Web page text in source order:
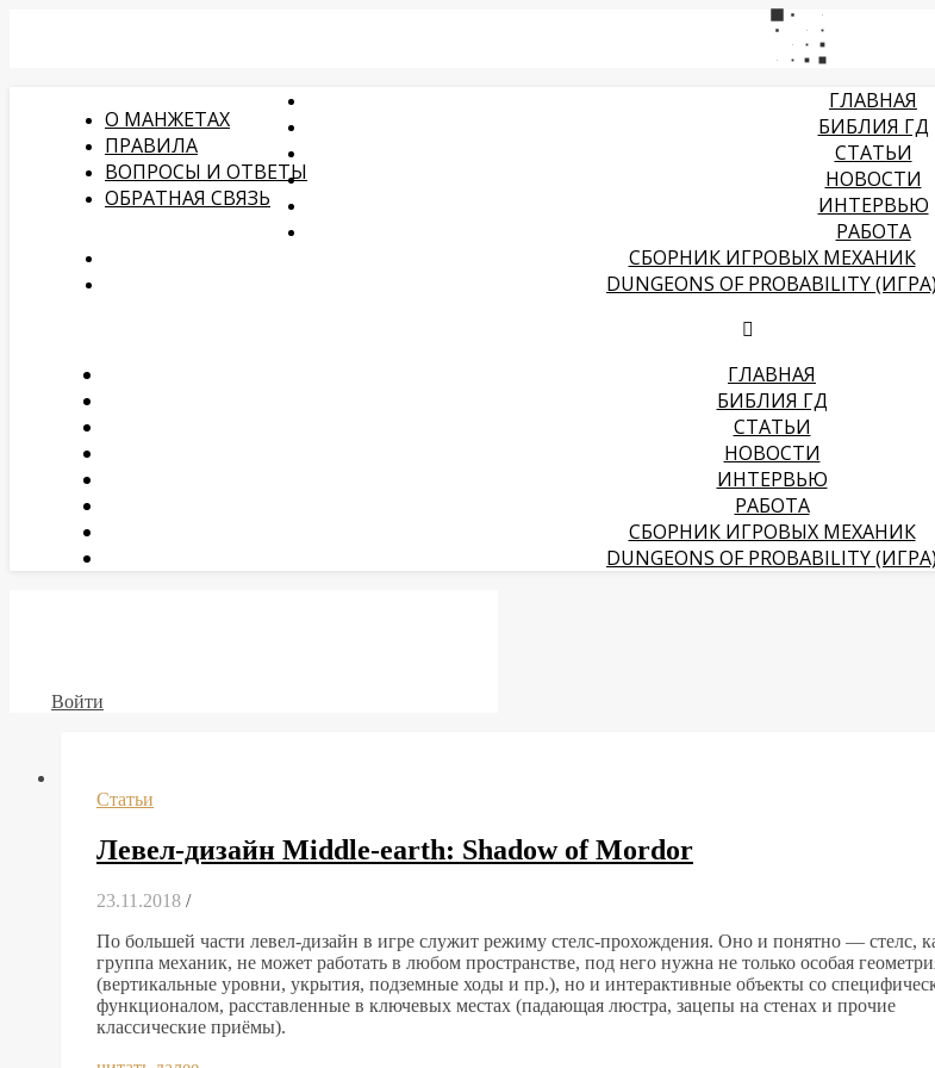
О МАНЖЕТАХ
ПРАВИЛА
ВОПРОСЫ И ОТВЕТЫ
ОБРАТНАЯ СВЯЗЬ
ГЛАВНАЯ
БИБЛИЯ ГД
СТАТЬИ
НОВОСТИ
ИНТЕРВЬЮ
РАБОТА
СБОРНИК ИГРОВЫХ МЕХАНИК
DUNGEONS OF PROBABILITY (ИГРА)
ГЛАВНАЯ
БИБЛИЯ ГД
СТАТЬИ
НОВОСТИ
ИНТЕРВЬЮ
РАБОТА
СБОРНИК ИГРОВЫХ МЕХАНИК
DUNGEONS OF PROBABILITY (ИГРА)
Войти
Статьи
Левел-дизайн Middle-earth: Shadow of Mordor
23.11.2018 /
По большей части левел-дизайн в игре служит режиму стелс-прохождения. Оно и понятно — стелс,
группа механик, не может работать в любом пространстве, под него нужна не только особая
(вертикальные уровни, укрытия, подземные ходы и пр.), но и интерактивные объекты со
функционалом, расставленные в ключевых местах (падающая люстра, зацепы на стенах и прочие
классические приёмы).